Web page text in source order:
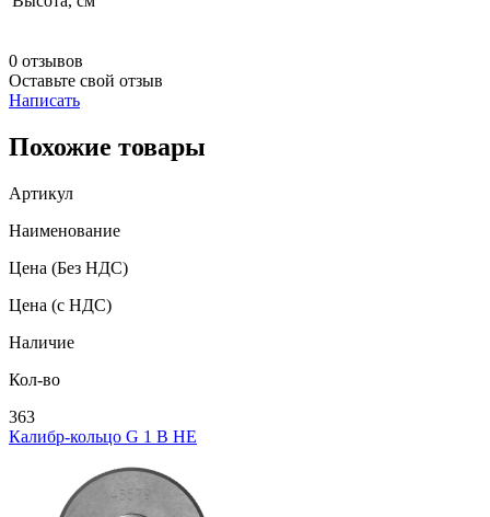
0 отзывов
Оставьте свой отзыв
Написать
Похожие товары
Артикул
Наименование
Цена (Без НДС)
Цена (с НДС)
Наличие
Кол-во
363
Калибр-кольцо G 1 В НЕ